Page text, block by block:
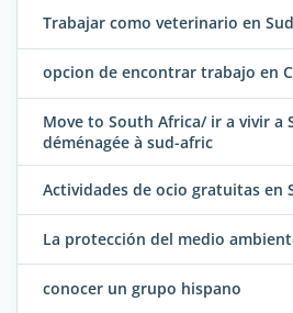
Trabajar como veterinario en
opcion de encontrar trabajo en
Move to South Africa/ ir a vivir a
déménagée à sud-afric
Actividades de ocio gratuitas en
La protección del medio
conocer un grupo hispano